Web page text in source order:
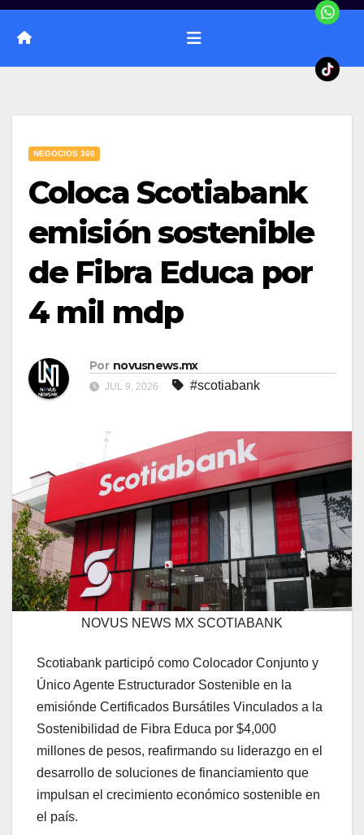
NEGOCIOS 360
Coloca Scotiabank
emisión sostenible
de Fibra Educa por
4 mil mdp
Por novusnews.mx
JUL 9, 2026 #scotiabank
NOVUS NEWS MX SCOTIABANK
Scotiabank participó como Colocador Conjunto y
Único Agente Estructurador Sostenible en la
emisiónde Certificados Bursátiles Vinculados a la
Sostenibilidad de Fibra Educa por $4,000
millones de pesos, reafirmando su liderazgo en el
desarrollo de soluciones de financiamiento que
impulsan el crecimiento económico sostenible en
el país.